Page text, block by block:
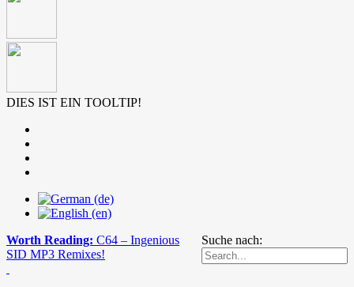
DIES IST EIN TOOLTIP!
Suche nach:
Worth Reading: C64 – Ingenious
SID MP3 Remixes!